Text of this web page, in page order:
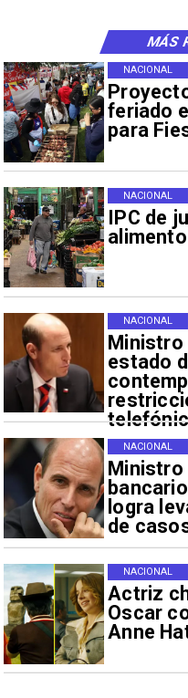
feriado
para
NACIONAL
IPC de
NACIONAL
Ministro
estado
NACIONAL
Ministro
logra
de
NACIONAL
Actriz
Oscar
Anne
NACIONAL
MÁS